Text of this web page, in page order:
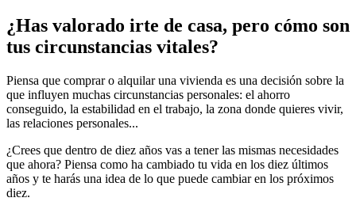
¿Has valorado irte de casa, pero cómo son
tus circunstancias vitales?
Piensa que comprar o alquilar una vivienda es una decisión sobre la
que influyen muchas circunstancias personales: el ahorro
conseguido, la estabilidad en el trabajo, la zona donde quieres vivir,
las relaciones personales...
¿Crees que dentro de diez años vas a tener las mismas necesidades
que ahora? Piensa como ha cambiado tu vida en los diez últimos
años y te harás una idea de lo que puede cambiar en los próximos
diez.